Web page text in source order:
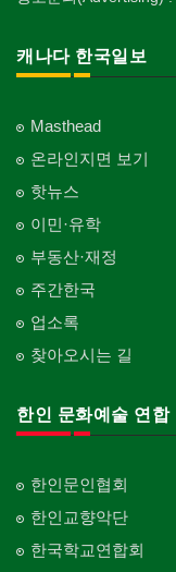
캐나다 한국일보
Masthead
온라인지면 보기
핫뉴스
이민·유학
부동산·재정
주간한국
업소록
찾아오시는 길
한인 문화예술 연합
한인문인협회
한인교향악단
한국학교연합회